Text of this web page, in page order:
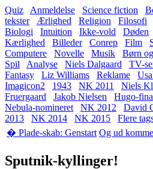
Quiz Anmeldelse Science fiction
tekster
Ærlighed Religion Filosofi
Biologi
Intuition Ikke-vold Døden
Kærlighed
Billeder Conrep Film
Computere
Novelle Musik Børn
Spil
Analyse Niels Dalgaard TV-
Fantasy
Liz Williams Reklame
Imagicon2
1943 NK 2011 Niels
Fruergaard
Jakob Nielsen Hugo-
Nebula-nomineret
NK 2012 David
2013
NK 2014 NK 2015
Flere
� Plade-skab: Genstart Og ud
Sputnik-kyllinger!